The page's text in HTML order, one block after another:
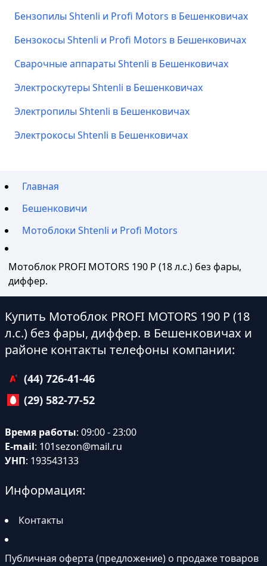
Бензопилы Shtenli и Profi Motors в Бешенковичах
Бензокосы Shtenli и Profi Motors в Бешенковичах
Сварочные аппараты Shtenli в Бешенковичах
Электроскутеры Shtenli в Бешенковичах
Электропилы Shtenli в Бешенковичах
Электрокосы Shtenli в Бешенковичах
Главная
Бешенковичи
Мотоблоки Shtenli и Profi Motors
Мотоблок PROFI MOTORS 190 P (18 л.с.) без фары,
диффер.
Купить Мотоблок PROFI MOTORS 190 P (18
л.с.) без фары, диффер. в Бешенковичах и
районе контакты телефоны компании:
(44) 726-41-46
(29) 582-77-52
Время работы: 09:00 - 23:00
E-mail: 101sezon@mail.ru
УНП: 193543133
Информация:
Контакты
Публичная оферта (предложение) о продаже товаров